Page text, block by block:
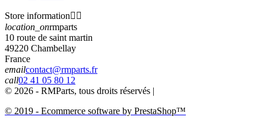
Store information 
location_onrmparts
10 route de saint martin
49220 Chambellay
France
emailcontact@rmparts.fr
call02 41 05 80 12
© 2026 - RMParts, tous droits réservés |
© 2019 - Ecommerce software by PrestaShop™